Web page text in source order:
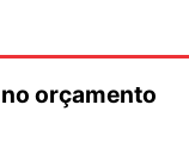
orçamento